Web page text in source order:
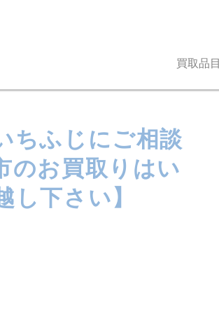
買取品目
ちふじにご相談
のお買取りはい
し下さい】